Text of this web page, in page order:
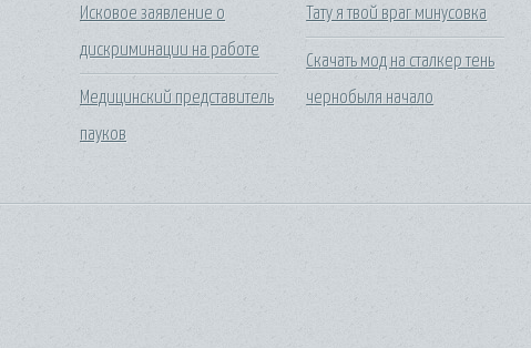
Исковое заявление о
дискриминации на работе
Медицинский представитель
пауков
Тату я твой враг минусовка
Скачать мод на сталкер тень
чернобыля начало